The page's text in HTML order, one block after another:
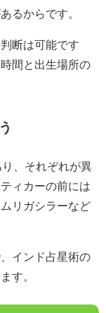
るからです。
断は可能です
間と出生場所の
、それぞれが異
ィカーの前には
リガシラーなど
インド占星術の
す。